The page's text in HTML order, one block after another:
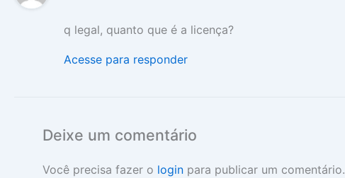
q legal, quanto que é a licença?
Acesse para responder
Deixe um comentário
Você precisa fazer o login para publicar um comentário.